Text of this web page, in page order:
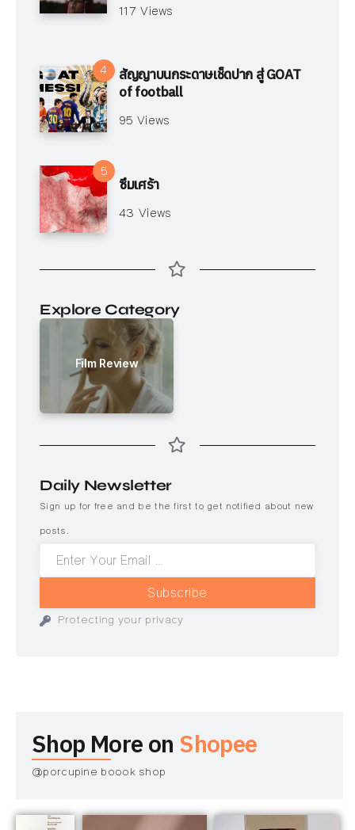
117 Views
สัญญาบนกระดาษเช็ดปาก สู่ GOAT
of football
95 Views
ซึมเศร้า
43 Views
Explore Category
Film Review
Daily Newsletter
Sign up for free and be the first to get notified about new
posts.
Subscribe
Protecting your privacy
Shop More on Shopee
@porcupine boook shop